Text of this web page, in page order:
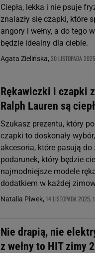
Ciepła, lekka i nie psuje
znalazły się czapki, które
angory i wełny, a do tego
będzie idealny dla ciebie.
Agata Zielińska, 20 LISTOPADA
Rękawiczki i czapki
Ralph Lauren są
Szukasz prezentu, który
czapki to doskonały
akcesoria, które pasują
podarunek, który będzie
najmodniejsze modele
dodatkiem w każdej
Natalia Piwek, 14 LISTOPADA 2025,
Nie drapią, nie
z wełny to HIT zimy